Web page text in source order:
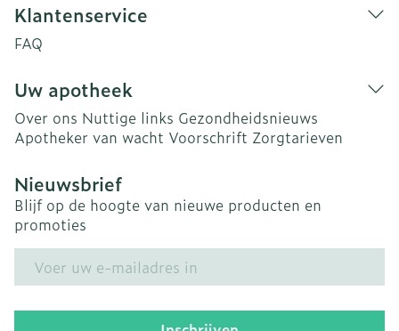
Klantenservice
FAQ
Uw apotheek
Over ons Nuttige links Gezondheidsnieuws
Apotheker van wacht Voorschrift Zorgtarieven
Nieuwsbrief
Blijf op de hoogte van nieuwe producten en
promoties